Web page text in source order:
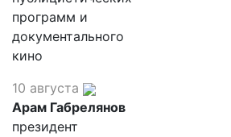
программ и
документального
кино
10 августа
Арам Габрелянов
президент